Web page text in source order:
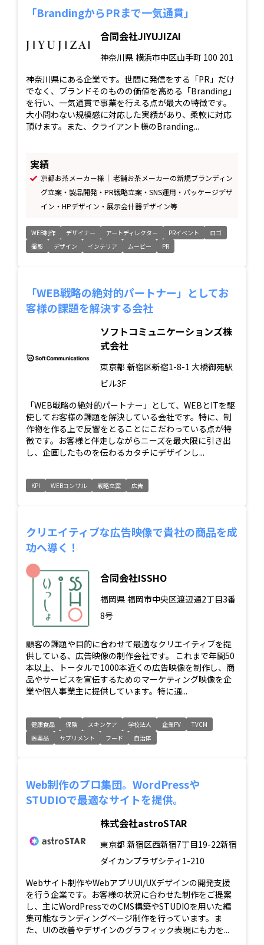
「BrandingからPRまで一気通貫」
合同会社JIYUJIZAI
神奈川県 横浜市中区山手町 100 201
神奈川県にある企業です。世間に発信をする「PR」だけ
でなく、ブランドそのものの価値を高める「Branding」
を行い、一気通貫で事業を行える点が最大の特徴です。
大小問わない規模感に対応した実績があり、柔軟に対応
頂けます。また、クライアント様のBranding...
実績
京都お茶メーカー様｜ 老舗お茶メーカーの新規ブランディン
グ立案・製品開発・PR戦略立案・SNS運用・パッケージデザ
イン・HPデザイン・展示会什器デザイン等
WEB制作 デザイナー アートディレクター PRイベント
ロゴ
撮影
デザイン インテリア ムービー PR
「WEB戦略の絶対的パートナー」としてお
客様の課題を解決する会社
ソフトコミュニケーションズ株
式会社
東京都 新宿区新宿1-8-1 大橋御苑駅
ビル3F
「WEB戦略の絶対的パートナー」として、WEBとITを駆
使してお客様の課題を解決している会社です。特に、制
作物を作る上で反響をとることにこだわっている点が特
徴です。お客様と伴走しながらニーズを最大限に引き出
し、企画したものを伝わるカタチにデザインし...
KPI WEBコンサル 戦略立案 広告
クリエイティブな広告映像で貴社の商品を成
功へ導く！
合同会社ISSHO
福岡県 福岡市中央区渡辺通2丁目3番
8号
顧客の課題や目的に合わせて最適なクリエイティブを提
供している、広告映像の制作会社です。 これまで年間50
本以上、トータルで1000本近くの広告映像を制作し、商
品やサービスを宣伝するためのマーケティング映像を企
業や個人事業主に提供しています。特に通...
健康食品 保険 スキンケア 学校法人 企業PV
TVCM
医薬品
サプリメント フード 自治体
Web制作のプロ集団。WordPressや
STUDIOで最適なサイトを提供。
株式会社astroSTAR
東京都 新宿区西新宿7丁目19-22新宿
ダイカンプラザシティ1-210
Webサイト制作やWebアプリUI/UXデザインの開発支援
を行う企業です。お客様の状況に合わせた制作をご提案
し、主にWordPressでのCMS構築やSTUDIOを用いた編
集可能なランディングページ制作を行っています。ま
た、UIの改善やデザインのグラフィック表現にも力を...